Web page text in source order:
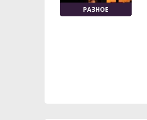
РАЗНОЕ